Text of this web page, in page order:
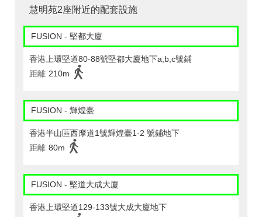
慧明苑2座附近的配套設施
FUSION - 堅都大廈
香港上環堅道80-88號堅都大廈地下a,b,c號鋪
距離 210m
FUSION - 輝煌臺
香港半山區西摩道1號輝煌臺1-2 號鋪地下
距離 80m
FUSION - 堅道大成大廈
香港上環堅道129-133號大成大廈地下